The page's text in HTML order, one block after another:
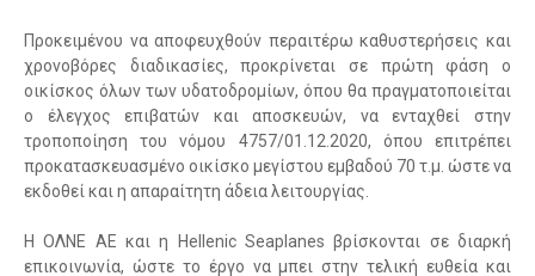
Προκειμένου να αποφευχθούν περαιτέρω καθυστερήσεις και
χρονοβόρες διαδικασίες, προκρίνεται σε πρώτη φάση ο
οικίσκος όλων των υδατοδρομίων, όπου θα πραγματοποιείται
ο έλεγχος επιβατών και αποσκευών, να ενταχθεί στην
τροποποίηση του νόμου 4757/01.12.2020, όπου επιτρέπει
προκατασκευασμένο οικίσκο μεγίστου εμβαδού 70 τ.μ. ώστε να
εκδοθεί και η απαραίτητη άδεια λειτουργίας.
Η ΟΛΝΕ ΑΕ και η Hellenic Seaplanes βρίσκονται σε διαρκή
επικοινωνία, ώστε το έργο να μπει στην τελική ευθεία και